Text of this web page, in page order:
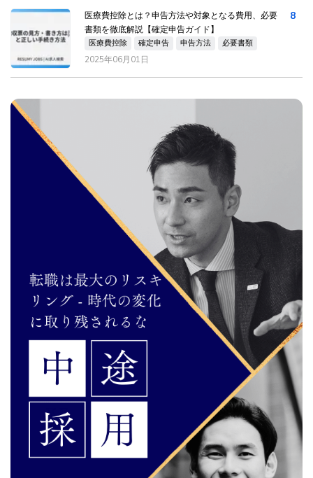
医療費控除とは？申告方法や対象となる費用、必要
書類を徹底解説【確定申告ガイド】
医療費控除 確定申告 申告方法 必要書類
2025年06月01日
8